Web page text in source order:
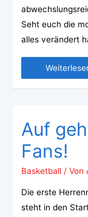
Seht euch die
alles verändert
Auf
Fans!
Basketball/ Von
Die erste
steht in den